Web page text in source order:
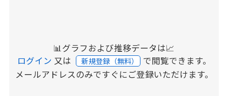
📊グラフおよび推移データは📈
ログイン 又は 新規登録（無料） で閲覧できます。
メールアドレスのみですぐにご登録いただけます。